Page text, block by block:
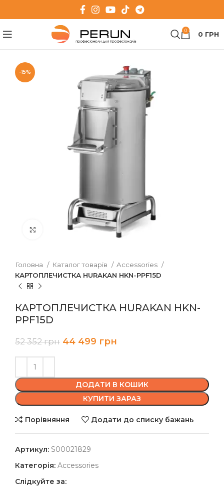
0 0 ГРН
-15%
Клацніть, щоб збільшити
Головна Каталог товарів
Accessories
КАРТОПЛЕЧИСТКА HURAKAN HKN-PPF15D
КАРТОПЛЕЧИСТКА HURAKAN HKN-
PPF15D
52 352грн 44 499 грн
ДОДАТИ В КОШИК
КУПИТИ ЗАРАЗ
Порівняння Додати до списку бажань
Артикул: S00021829
Категорія: Accessories
Слідкуйте за: